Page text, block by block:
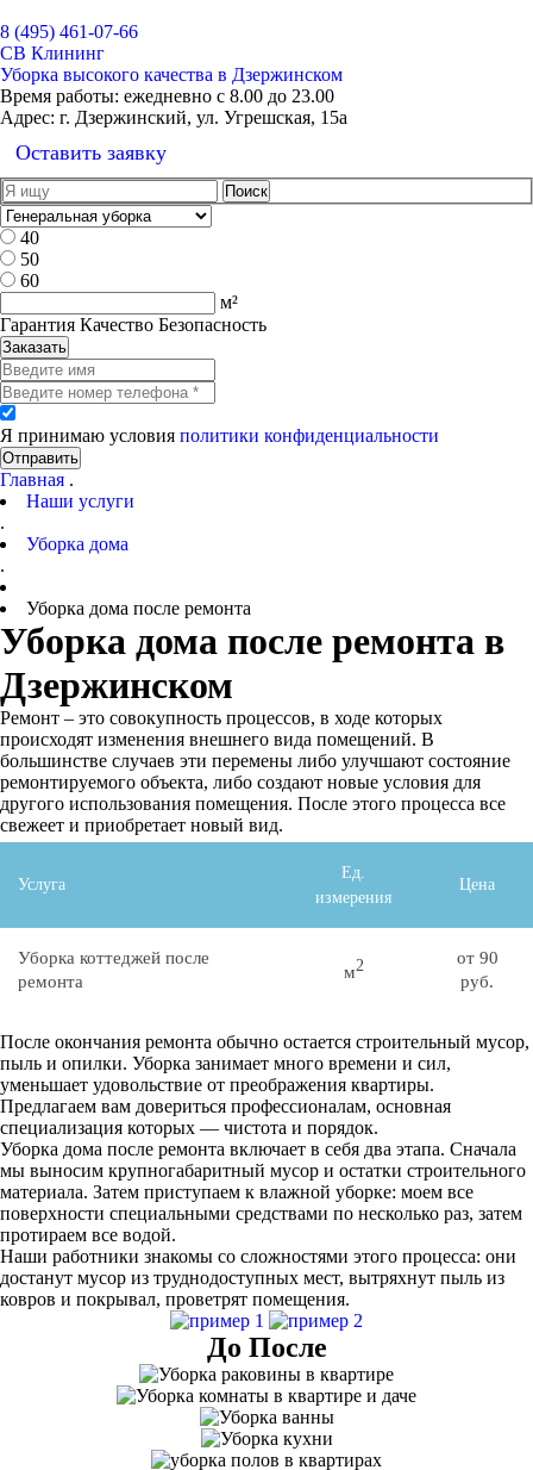
8 (495) 461-07-66
СВ Клининг
Уборка высокого качества в Дзержинском
Время работы: ежедневно с 8.00 до 23.00
Адрес: г. Дзержинский, ул. Угрешская, 15а
Оставить заявку
40
50
60
м²
Гарантия Качество Безопасность
Заказать
Я принимаю условия политики конфиденциальности
Отправить
Главная .
Наши услуги
.
Уборка дома
.
Уборка дома после ремонта
Уборка дома после ремонта в
Дзержинском
Ремонт – это совокупность процессов, в ходе которых
происходят изменения внешнего вида помещений. В
большинстве случаев эти перемены либо улучшают состояние
ремонтируемого объекта, либо создают новые условия для
другого использования помещения. После этого процесса все
свежеет и приобретает новый вид.
Услуга
Ед.
измерения
Цена
Уборка коттеджей после
ремонта
м2
от 90
руб.
После окончания ремонта обычно остается строительный мусор,
пыль и опилки. Уборка занимает много времени и сил,
уменьшает удовольствие от преображения квартиры.
Предлагаем вам довериться профессионалам, основная
специализация которых — чистота и порядок.
Уборка дома после ремонта включает в себя два этапа. Сначала
мы выносим крупногабаритный мусор и остатки строительного
материала. Затем приступаем к влажной уборке: моем все
поверхности специальными средствами по несколько раз, затем
протираем все водой.
Наши работники знакомы со сложностями этого процесса: они
достанут мусор из труднодоступных мест, вытряхнут пыль из
ковров и покрывал, проветрят помещения.
До После